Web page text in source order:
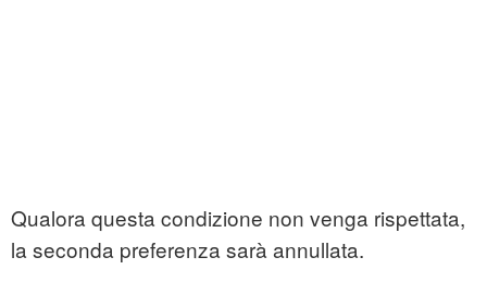
Qualora questa condizione non venga rispettata,
la seconda preferenza sarà annullata.